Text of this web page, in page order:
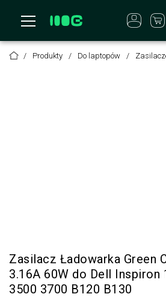
Produkty Do laptopów
Zasilacz Ładowarka Green
3.16A 60W do Dell Inspiron
3500 3700 B120 B130